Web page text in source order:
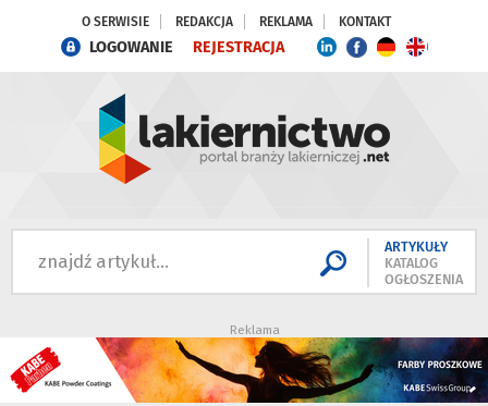
O SERWISIE REDAKCJA REKLAMA KONTAKT
LOGOWANIE REJESTRACJA
ARTYKUŁY
KATALOG
OGŁOSZENIA
Reklama